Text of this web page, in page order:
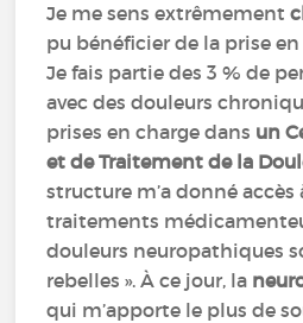
Je me sens extrêmement
pu bénéficier de la prise en
Je fais partie des 3 % de
avec des douleurs
prises en charge dans un
et de Traitement de la
structure m’a donné
traitements
douleurs neuropathiques
rebelles ». À ce jour, la
qui m’apporte le plus de